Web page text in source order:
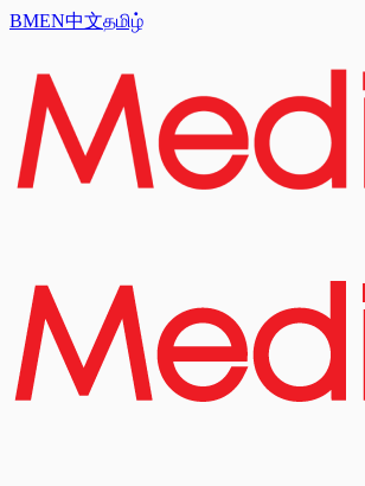
BMEN中文தமிழ்